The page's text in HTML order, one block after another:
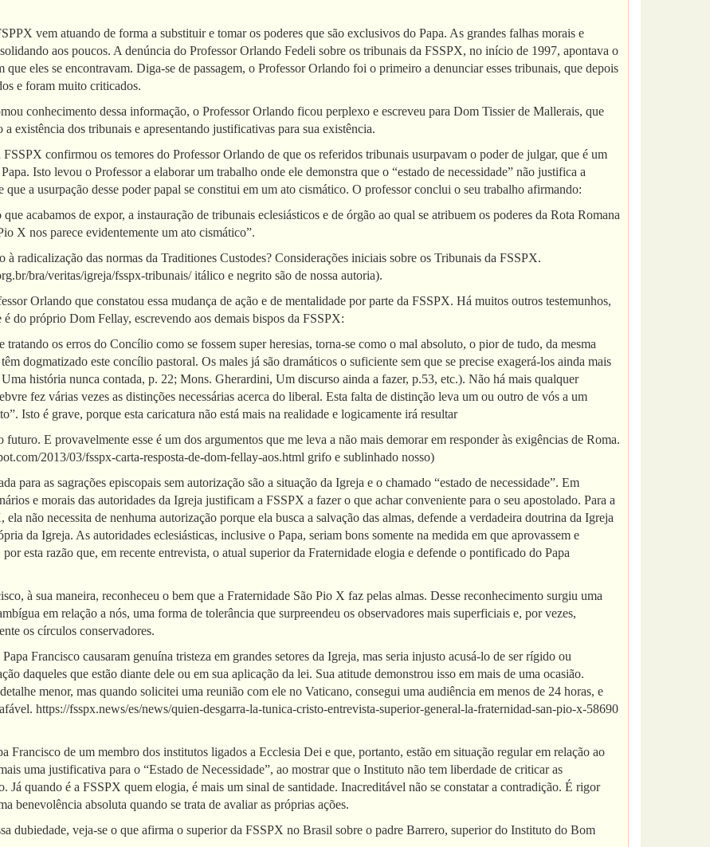
vem atuando de forma a substituir e tomar os poderes que são exclusivos do Papa. As grandes falhas morais e
aos poucos. A denúncia do Professor Orlando Fedeli sobre os tribunais da FSSPX, no início de 1997, apontava o
que eles se encontravam. Diga-se de passagem, o Professor Orlando foi o primeiro a denunciar esses tribunais, que depois
e foram muito criticados.
conhecimento dessa informação, o Professor Orlando ficou perplexo e escreveu para Dom Tissier de Mallerais, que
existência dos tribunais e apresentando justificativas para sua existência.
confirmou os temores do Professor Orlando de que os referidos tribunais usurpavam o poder de julgar, que é um
Isto levou o Professor a elaborar um trabalho onde ele demonstra que o “estado de necessidade” não justifica a
que a usurpação desse poder papal se constitui em um ato cismático. O professor conclui o seu trabalho afirmando:
acabamos de expor, a instauração de tribunais eclesiásticos e de órgão ao qual se atribuem os poderes da Rota Romana
X nos parece evidentemente um ato cismático”.
à radicalização das normas da Traditiones Custodes? Considerações iniciais sobre os Tribunais da FSSPX.
bra/veritas/igreja/fsspx-tribunais/ itálico e negrito são de nossa autoria).
Orlando que constatou essa mudança de ação e de mentalidade por parte da FSSPX. Há muitos outros testemunhos,
é do próprio Dom Fellay, escrevendo aos demais bispos da FSSPX:
tratando os erros do Concílio como se fossem super heresias, torna-se como o mal absoluto, o pior de tudo, da mesma
dogmatizado este concílio pastoral. Os males já são dramáticos o suficiente sem que se precise exagerá-los ainda mais
história nunca contada, p. 22; Mons. Gherardini, Um discurso ainda a fazer, p.53, etc.). Não há mais qualquer
fez várias vezes as distinções necessárias acerca do liberal. Esta falta de distinção leva um ou outro de vós a um
Isto é grave, porque esta caricatura não está mais na realidade e logicamente irá resultar
futuro. E provavelmente esse é um dos argumentos que me leva a não mais demorar em responder às exigências de Roma.
2013/03/fsspx-carta-resposta-de-dom-fellay-aos.html grifo e sublinhado nosso)
para as sagrações episcopais sem autorização são a situação da Igreja e o chamado “estado de necessidade”. Em
e morais das autoridades da Igreja justificam a FSSPX a fazer o que achar conveniente para o seu apostolado. Para a
ela não necessita de nenhuma autorização porque ela busca a salvação das almas, defende a verdadeira doutrina da Igreja
da Igreja. As autoridades eclesiásticas, inclusive o Papa, seriam bons somente na medida em que aprovassem e
esta razão que, em recente entrevista, o atual superior da Fraternidade elogia e defende o pontificado do Papa
à sua maneira, reconheceu o bem que a Fraternidade São Pio X faz pelas almas. Desse reconhecimento surgiu uma
em relação a nós, uma forma de tolerância que surpreendeu os observadores mais superficiais e, por vezes,
os círculos conservadores.
Francisco causaram genuína tristeza em grandes setores da Igreja, mas seria injusto acusá-lo de ser rígido ou
daqueles que estão diante dele ou em sua aplicação da lei. Sua atitude demonstrou isso em mais de uma ocasião.
menor, mas quando solicitei uma reunião com ele no Vaticano, consegui uma audiência em menos de 24 horas, e
https://fsspx.news/es/news/quien-desgarra-la-tunica-cristo-entrevista-superior-general-la-fraternidad-san-pio-x-58690
Francisco de um membro dos institutos ligados a Ecclesia Dei e que, portanto, estão em situação regular em relação ao
uma justificativa para o “Estado de Necessidade”, ao mostrar que o Instituto não tem liberdade de criticar as
Já quando é a FSSPX quem elogia, é mais um sinal de santidade. Inacreditável não se constatar a contradição. É rigor
benevolência absoluta quando se trata de avaliar as próprias ações.
dubiedade, veja-se o que afirma o superior da FSSPX no Brasil sobre o padre Barrero, superior do Instituto do Bom